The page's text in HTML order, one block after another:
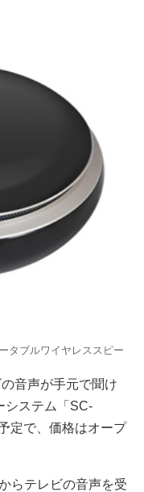
タブルワイヤレススピー
音声が手元で聞け
システム「SC-
定で、価格はオープ
らテレビの音声を受